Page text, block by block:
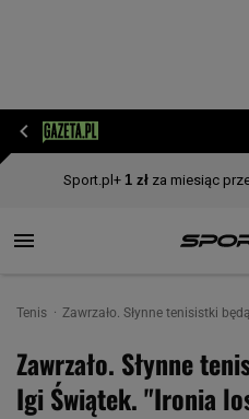
Tenis Zawrzało. Słynne tenisistki
Zawrzało. Słynne
Igi Świątek. "Ironia